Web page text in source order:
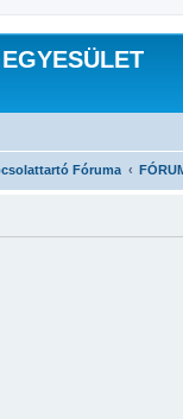
Fóruma